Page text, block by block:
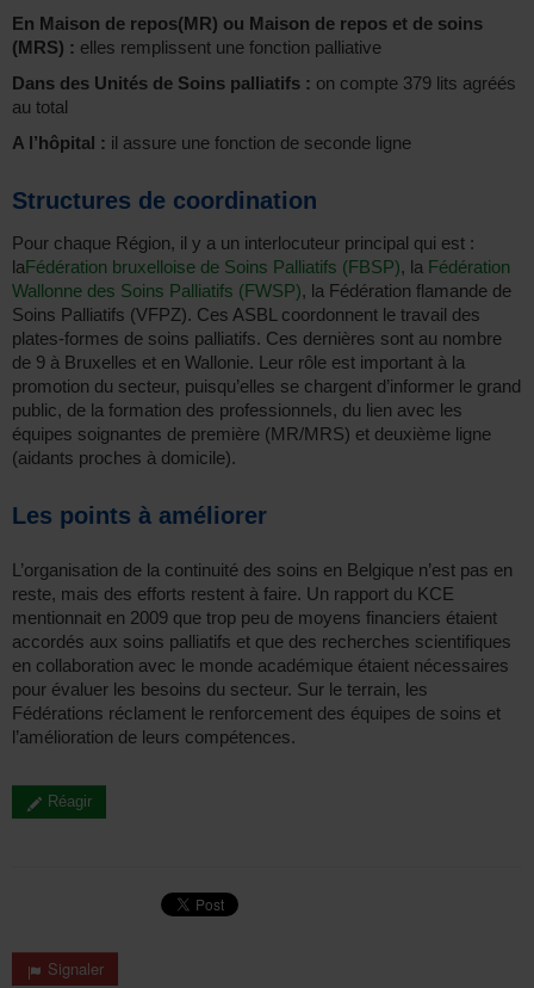
En Maison de repos(MR) ou Maison de repos et de soins
(MRS) : elles remplissent une fonction palliative
Dans des Unités de Soins palliatifs : on compte 379 lits agréés
au total
A l’hôpital : il assure une fonction de seconde ligne
Structures de coordination
Pour chaque Région, il y a un interlocuteur principal qui est :
laFédération bruxelloise de Soins Palliatifs (FBSP), la Fédération
Wallonne des Soins Palliatifs (FWSP), la Fédération flamande de
Soins Palliatifs (VFPZ). Ces ASBL coordonnent le travail des
plates-formes de soins palliatifs. Ces dernières sont au nombre
de 9 à Bruxelles et en Wallonie. Leur rôle est important à la
promotion du secteur, puisqu’elles se chargent d’informer le grand
public, de la formation des professionnels, du lien avec les
équipes soignantes de première (MR/MRS) et deuxième ligne
(aidants proches à domicile).
Les points à améliorer
L’organisation de la continuité des soins en Belgique n’est pas en
reste, mais des efforts restent à faire. Un rapport du KCE
mentionnait en 2009 que trop peu de moyens financiers étaient
accordés aux soins palliatifs et que des recherches scientifiques
en collaboration avec le monde académique étaient nécessaires
pour évaluer les besoins du secteur. Sur le terrain, les
Fédérations réclament le renforcement des équipes de soins et
l’amélioration de leurs compétences.
Réagir
Signaler